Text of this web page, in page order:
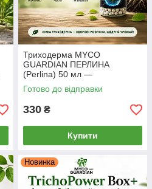
Триходерма MYCO
GUARDIAN ПЕРЛИНА
(Perlina) 50 мл —
біофунгіцид-концентрат,
стимулятор, антистресант
Готово до відправки
330 ₴
Купити
Новинка